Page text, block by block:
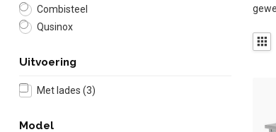
Combisteel
Qusinox
Uitvoering
Met lades (3)
Model